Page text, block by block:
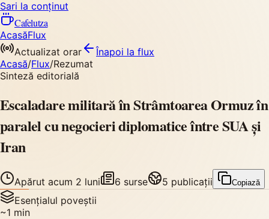
Sari la conținut
Cafelutza
AcasăFlux
Actualizat orar
Înapoi la flux
Acasă/Flux/Rezumat
Sinteză editorială
Escaladare militară în Strâmtoarea Ormuz în
paralel cu negocieri diplomatice între SUA și
Iran
Apărut acum 2 luni 6 surse 5 publicații Copiază
Esențialul poveștii
~1 min